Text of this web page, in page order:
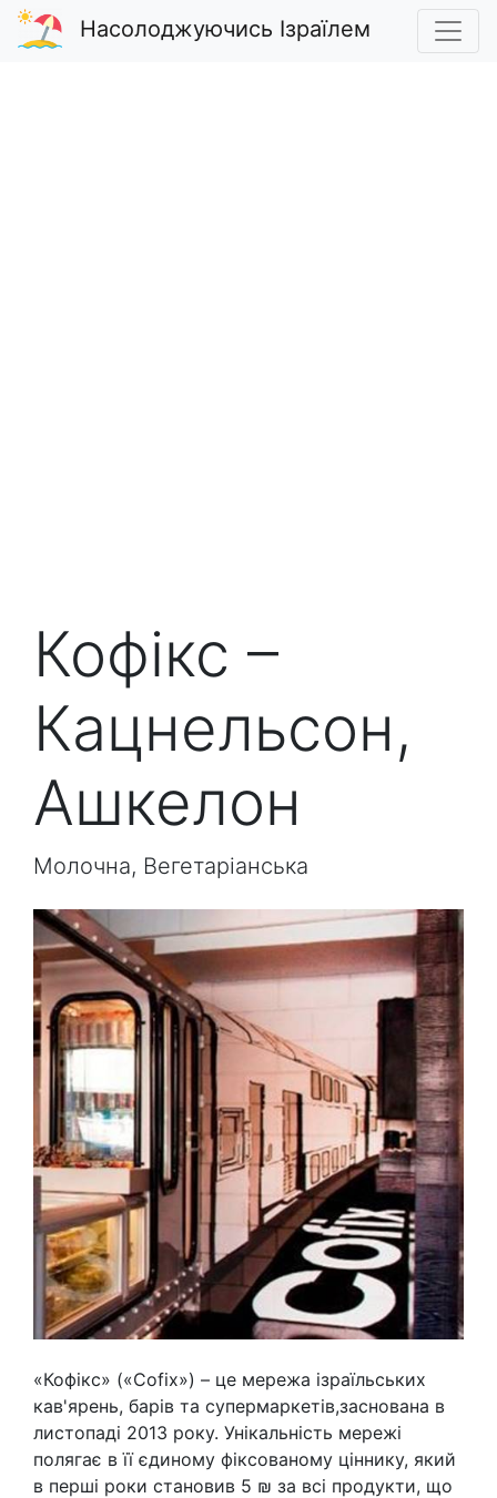
Насолоджуючись Ізраїлем
Кофікс –
Кацнельсон,
Ашкелон
Молочна, Вегетаріанська
«Кофікс» («Cofix») – це мережа ізраїльських
кав'ярень, барів та супермаркетів,заснована в
листопаді 2013 року. Унікальність мережі
полягає в її єдиному фіксованому ціннику, який
в перші роки становив 5 ₪ за всі продукти, що